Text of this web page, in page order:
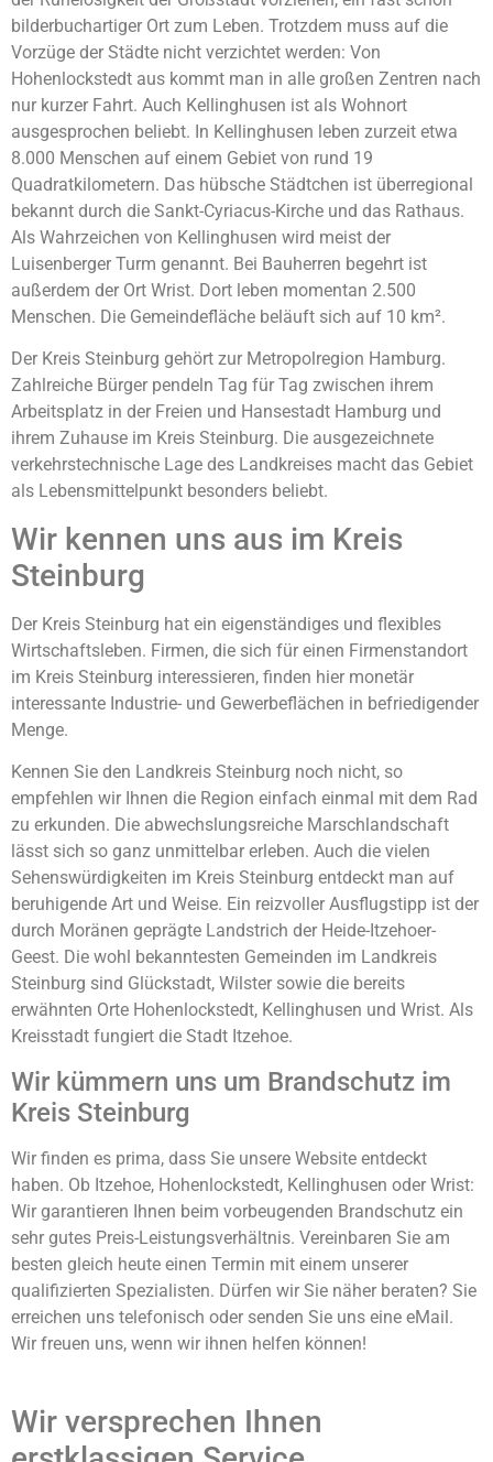
bilderbuchartiger Ort zum Leben. Trotzdem muss auf die
Vorzüge der Städte nicht verzichtet werden: Von
Hohenlockstedt aus kommt man in alle großen Zentren nach
nur kurzer Fahrt. Auch Kellinghusen ist als Wohnort
ausgesprochen beliebt. In Kellinghusen leben zurzeit etwa
8.000 Menschen auf einem Gebiet von rund 19
Quadratkilometern. Das hübsche Städtchen ist überregional
bekannt durch die Sankt-Cyriacus-Kirche und das Rathaus.
Als Wahrzeichen von Kellinghusen wird meist der
Luisenberger Turm genannt. Bei Bauherren begehrt ist
außerdem der Ort Wrist. Dort leben momentan 2.500
Menschen. Die Gemeindefläche beläuft sich auf 10 km².
Der Kreis Steinburg gehört zur Metropolregion Hamburg.
Zahlreiche Bürger pendeln Tag für Tag zwischen ihrem
Arbeitsplatz in der Freien und Hansestadt Hamburg und
ihrem Zuhause im Kreis Steinburg. Die ausgezeichnete
verkehrstechnische Lage des Landkreises macht das Gebiet
als Lebensmittelpunkt besonders beliebt.
Wir kennen uns aus im Kreis
Steinburg
Der Kreis Steinburg hat ein eigenständiges und flexibles
Wirtschaftsleben. Firmen, die sich für einen Firmenstandort
im Kreis Steinburg interessieren, finden hier monetär
interessante Industrie- und Gewerbeflächen in befriedigender
Menge.
Kennen Sie den Landkreis Steinburg noch nicht, so
empfehlen wir Ihnen die Region einfach einmal mit dem Rad
zu erkunden. Die abwechslungsreiche Marschlandschaft
lässt sich so ganz unmittelbar erleben. Auch die vielen
Sehenswürdigkeiten im Kreis Steinburg entdeckt man auf
beruhigende Art und Weise. Ein reizvoller Ausflugstipp ist der
durch Moränen geprägte Landstrich der Heide-Itzehoer-
Geest. Die wohl bekanntesten Gemeinden im Landkreis
Steinburg sind Glückstadt, Wilster sowie die bereits
erwähnten Orte Hohenlockstedt, Kellinghusen und Wrist. Als
Kreisstadt fungiert die Stadt Itzehoe.
Wir kümmern uns um Brandschutz im
Kreis Steinburg
Wir finden es prima, dass Sie unsere Website entdeckt
haben. Ob Itzehoe, Hohenlockstedt, Kellinghusen oder Wrist:
Wir garantieren Ihnen beim vorbeugenden Brandschutz ein
sehr gutes Preis-Leistungsverhältnis. Vereinbaren Sie am
besten gleich heute einen Termin mit einem unserer
qualifizierten Spezialisten. Dürfen wir Sie näher beraten? Sie
erreichen uns telefonisch oder senden Sie uns eine eMail.
Wir freuen uns, wenn wir ihnen helfen können!
Wir versprechen Ihnen